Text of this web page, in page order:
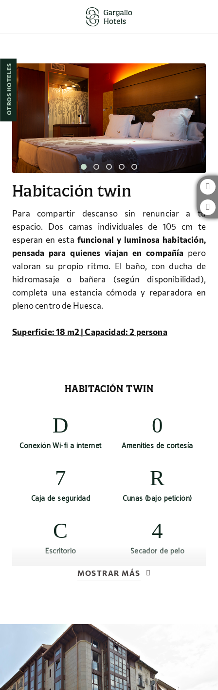
Habitación twin
Para compartir descanso sin renunciar a tu
espacio. Dos camas individuales de 105 cm te
esperan en esta funcional y luminosa habitación,
pensada para quienes viajan en compañía pero
valoran su propio ritmo. El baño, con ducha de
hidromasaje o bañera (según disponibilidad),
completa una estancia cómoda y reparadora en
pleno centro de Huesca.
Superficie: 18 m2 | Capacidad: 2 persona
HABITACIÓN TWIN
Conexión Wi-fi a internet Amenities de cortesía
Caja de seguridad Cunas (bajo petición)
Escritorio Secador de pelo
Televisión Nevera
MOSTRAR MÁS
OTROS HOTELES